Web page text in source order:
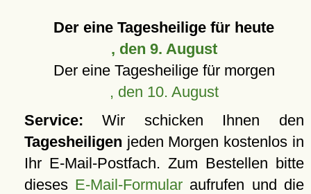
Der eine Tagesheilige für heute
, den 9. August
Der eine Tagesheilige für morgen
, den 10. August
Service: Wir schicken Ihnen den
Tagesheiligen jeden Morgen kostenlos in
Ihr E-Mail-Postfach. Zum Bestellen bitte
dieses E-Mail-Formular aufrufen und die